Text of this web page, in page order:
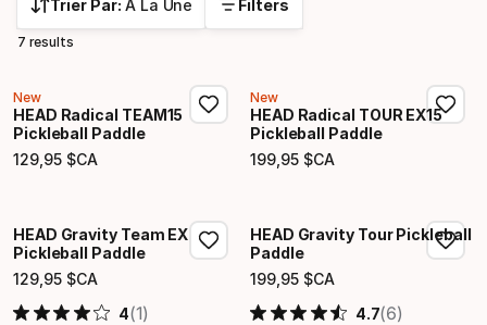
Trier Par: À La Une Filters
7 results
New
HEAD Radical TEAM15
Pickleball Paddle
129 95 $CA
Prix final
New
HEAD Radical TOUR EX15
Pickleball Paddle
199 95 $CA
Prix final
HEAD Gravity Team EX
Pickleball Paddle
129 95 $CA
Prix final
4(1)
HEAD Gravity Tour Pickleball
Paddle
199 95 $CA
Prix final
4.7(6)